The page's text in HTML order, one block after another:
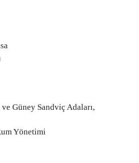
Güney Sandviç Adaları,
Yönetimi